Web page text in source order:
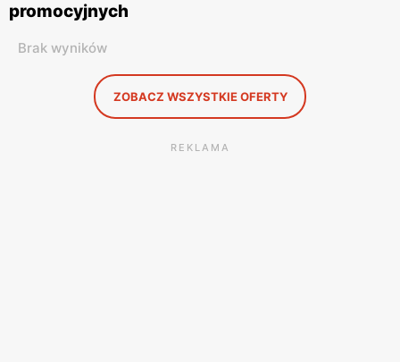
promocyjnych
Brak wyników
ZOBACZ WSZYSTKIE OFERTY
REKLAMA